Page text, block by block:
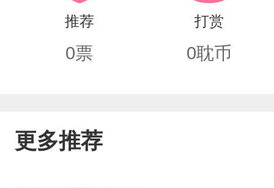
解、褪去隔阂，携手应对朝堂权谋、
推荐
0票
打赏
0耽币
更多推荐